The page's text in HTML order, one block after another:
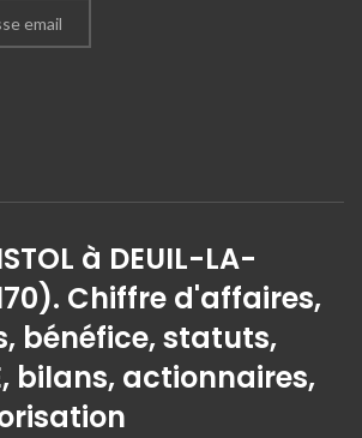
à DEUIL-LA-
Chiffre d'affaires,
bénéfice, statuts,
bilans, actionnaires,